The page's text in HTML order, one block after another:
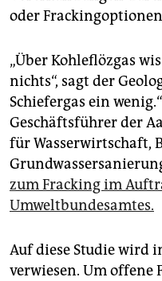
oder
„Über Kohleflözgas
nichts“, sagt der
Schiefergas ein
Geschäftsführer der
für Wasserwirtschaft,
zum Fracking im
Umweltbundesamtes.
Auf diese Studie wird
verwiesen. Um offene